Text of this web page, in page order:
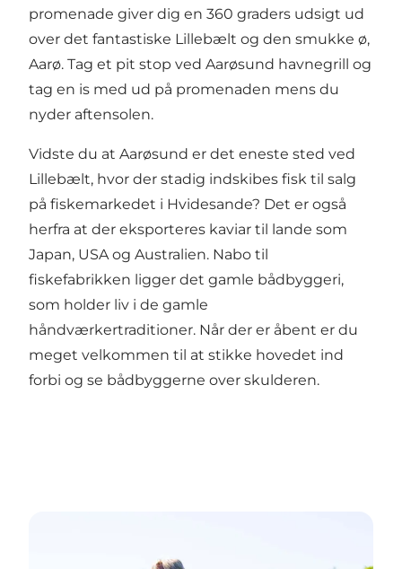
promenade giver dig en 360 graders udsigt ud
over det fantastiske Lillebælt og den smukke ø,
Aarø. Tag et pit stop ved Aarøsund havnegrill og
tag en is med ud på promenaden mens du
nyder aftensolen.
Vidste du at Aarøsund er det eneste sted ved
Lillebælt, hvor der stadig indskibes fisk til salg
på fiskemarkedet i Hvidesande? Det er også
herfra at der eksporteres kaviar til lande som
Japan, USA og Australien. Nabo til
fiskefabrikken ligger det gamle bådbyggeri,
som holder liv i de gamle
håndværkertraditioner. Når der er åbent er du
meget velkommen til at stikke hovedet ind
forbi og se bådbyggerne over skulderen.